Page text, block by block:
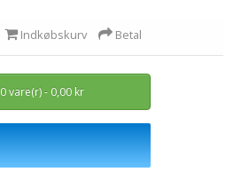
Indkøbskurv Betal
0 vare(r) - 0,00 kr